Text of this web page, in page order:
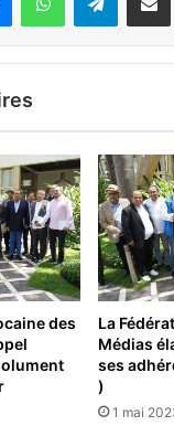
des
La
Médias
ses
)
1 mai